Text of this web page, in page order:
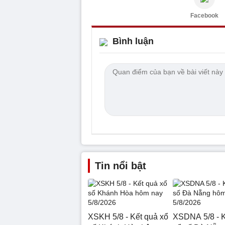
Facebook
Bình luận
Tin nổi bật
XSKH 5/8 - Kết quả xổ XSDNA 5/8 -